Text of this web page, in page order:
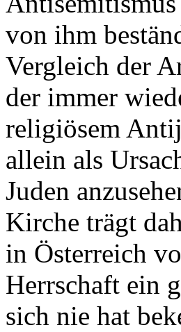
von ihm
Vergleich der
der immer
religiösem
allein als
Juden
Kirche trägt
in Österreich
Herrschaft ein
sich nie hat